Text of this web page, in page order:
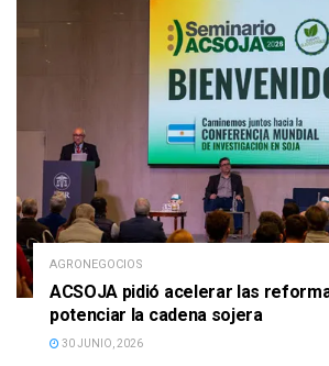
AGRONEGOCIOS
ACSOJA pidió acelerar las
potenciar la cadena sojera
30 JUNIO, 2026